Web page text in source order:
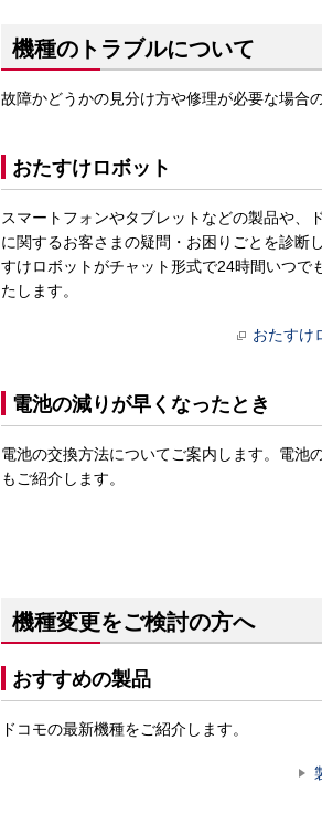
機種のトラブルについて
故障かどうかの見分け方や修理が必要な場合
おたすけロボット
スマートフォンやタブレットなどの製品や、
に関するお客さまの疑問・お困りごとを診断
すけロボットがチャット形式で24時間いつで
たします。
おたすけ
電池の減りが早くなったとき
電池の交換方法についてご案内します。電池
もご紹介します。
機種変更をご検討の方へ
おすすめの製品
ドコモの最新機種をご紹介します。